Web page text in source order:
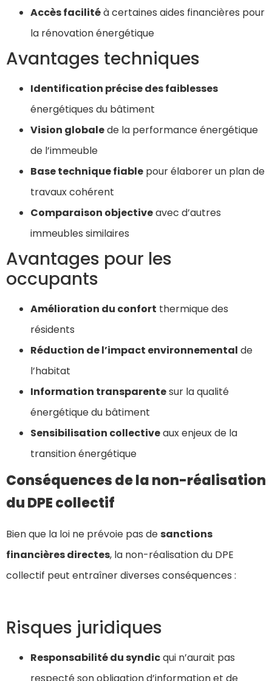
Accès facilitéà certaines aides financières pour
la rénovation énergétique
Avantages techniques
Identification précise des faiblesses
énergétiques du bâtiment
Vision globalede la performance énergétique
de l’immeuble
Base technique fiable pour élaborer un plan de
travaux cohérent
Comparaison objectiveavec d’autres
immeubles similaires
Avantages pour les
occupants
Amélioration du confort thermique des
résidents
Réduction de l’impact environnemental de
l’habitat
Information transparentesur la qualité
énergétique du bâtiment
Sensibilisation collectiveaux enjeux de la
transition énergétique
Conséquences de la non-réalisation
du DPE collectif
Bien que la loi ne prévoie pas desanctions
financières directes, la non-réalisation du DPE
collectif peut entraîner diverses conséquences :
Risques juridiques
Responsabilité du syndicqui n’aurait pas